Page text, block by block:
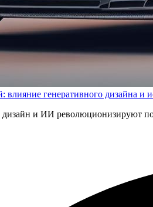
генеративного дизайна и
дизайн и ИИ революционизируют